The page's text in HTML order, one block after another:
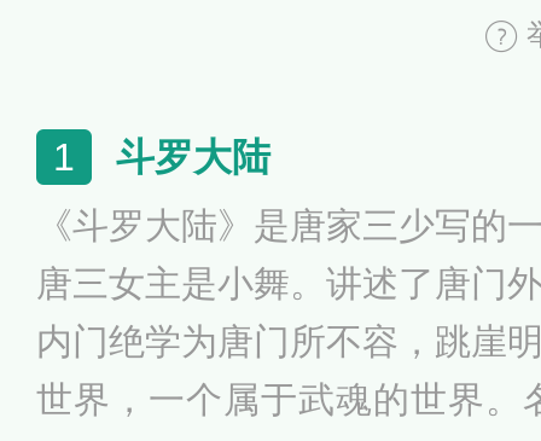
1 斗罗大陆
《斗罗大陆》是唐家三少写的
唐三女主是小舞。讲述了唐门
内门绝学为唐门所不容，跳崖
世界，一个属于武魂的世界。